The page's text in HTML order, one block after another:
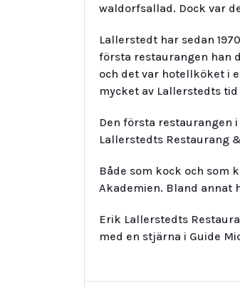
waldorfsallad. Dock var
Lallerstedt har sedan
första restaurangen han
och det var hotellköket i
mycket av Lallerstedts
Den första restaurangen
Lallerstedts Restaurang
Både som kock och som
Akademien. Bland annat
Erik Lallerstedts
med en stjärna i Guide